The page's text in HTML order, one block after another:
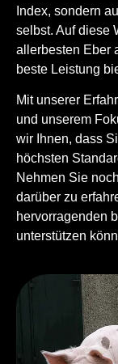
Index, sondern
selbst. Auf diese
allerbesten Eber
beste Leistung
Mit unserer
und unserem
wir Ihnen, dass
höchsten
Nehmen Sie
darüber zu
hervorragenden
unterstützen